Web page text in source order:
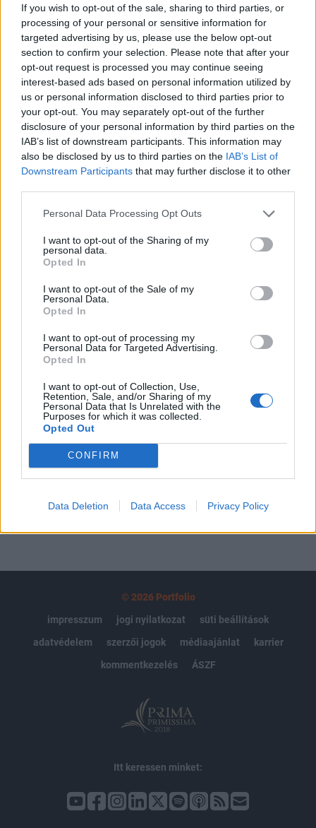
If you wish to opt-out of the sale, sharing to third parties, or
processing of your personal or sensitive information for
targeted advertising by us, please use the below opt-out
section to confirm your selection. Please note that after your
opt-out request is processed you may continue seeing
interest-based ads based on personal information utilized by
us or personal information disclosed to third parties prior to
your opt-out. You may separately opt-out of the further
disclosure of your personal information by third parties on the
IAB’s list of downstream participants. This information may
also be disclosed by us to third parties on the IAB’s List of
Downstream Participants that may further disclose it to other
Personal Data Processing Opt Outs
I want to opt-out of the Sharing of my
personal data.
Opted In
I want to opt-out of the Sale of my
Personal Data.
Opted In
I want to opt-out of processing my
Personal Data for Targeted Advertising.
Opted In
I want to opt-out of Collection, Use,
Retention, Sale, and/or Sharing of my
Personal Data that Is Unrelated with the
Purposes for which it was collected.
Opted Out
CONFIRM
Data Deletion Data Access Privacy Policy
példákon keresztül. Továbbá külön beszélgettek a
résztvevők az eddigi tapasztalataikról, illetve a
Horizont 2020 programban való sikeresebb
magyar részvétel és a kombinált
forrásfelhasználás lehetőségeiről.
A rendezvény fő mozgatórugója az volt, hogy a hazai
kutató-fejlesztő közösségeknek fel kell készülnie a 2020
utáni időszakra, amikor már jóval nagyobb mértékben kell
majd támaszkodniuk a közvetlenül Brüsszelből elnyerhető
innovációs keretprogram-forrásokra. Pozitív példaként
Gazdaságfejlesztési és Innovációs Operatív...
KEDVES OLVASÓNK!
A keresett cikk a portfolio.hu hírarchívumához
tartozik, melynek olvasása előfizetéses
regisztrációhoz kötött.
Az előfizetés a következőket tartalmazza:
Portfolio.hu teljes cikkarchívum
Kötéslisták: BÉT elmúlt 2 év napon belüli
kötéslistái
© 2026 Portfolio
impresszum
jogi nyilatkozat
süti beállítások
adatvédelem
szerzői jogok médiaajánlat
karrier
kommentkezelés
ÁSZF
Itt keressen minket: